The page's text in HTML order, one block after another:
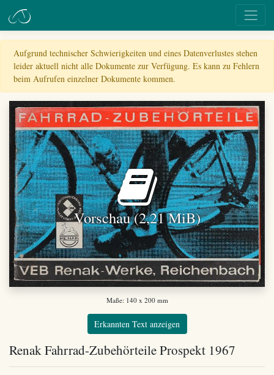
Aufgrund technischer Schwierigkeiten und eines Datenverlustes stehen
leider aktuell nicht alle Dokumente zur Verfügung. Es kann zu Fehlern
beim Aufrufen einzelner Dokumente kommen.
Vorschau (2,21 MiB)
Maße: 140 x 200 mm
Erkannten Text anzeigen
Renak Fahrrad-Zubehörteile Prospekt 1967